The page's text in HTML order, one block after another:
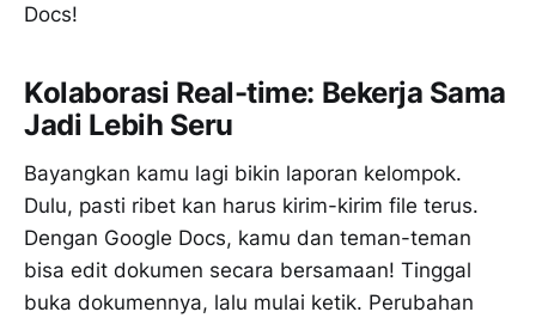
Docs!
Kolaborasi Real-time: Bekerja Sama
Jadi Lebih Seru
Bayangkan kamu lagi bikin laporan kelompok.
Dulu, pasti ribet kan harus kirim-kirim file terus.
Dengan Google Docs, kamu dan teman-teman
bisa edit dokumen secara bersamaan! Tinggal
buka dokumennya, lalu mulai ketik. Perubahan